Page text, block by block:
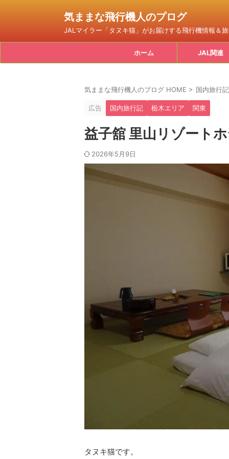
気ままな飛行機人のプログ
JALマイラー「タヌキ猫」がお届けする飛行機情報＆
ホーム JAL関連
気ままな飛行機人のプログ HOME > 国内旅行記
広告 国内旅行記 栃木エリア 関東
益子舘 里山リゾート
2026年5月9日
タヌキ猫です。